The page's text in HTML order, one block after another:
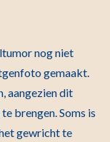
nog niet
gemaakt.
aangezien dit
brengen. Soms is
gewricht te